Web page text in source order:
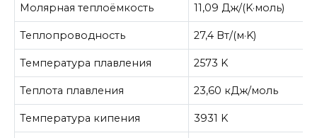
Молярная теплоёмкость 11,09 Дж/(K·моль)
Теплопроводность 27,4 Вт/(м·K)
Температура плавления 2573 K
Теплота плавления 23,60 кДж/моль
Температура кипения 3931 K